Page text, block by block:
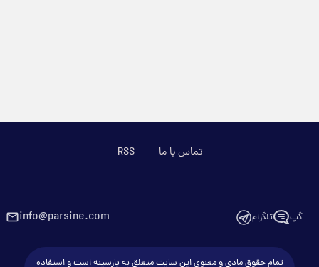
تماس با ما RSS
گپ تلگرام info@parsine.com
تمام حقوق مادی و معنوی این سایت متعلق به پارسینه است و استفاده